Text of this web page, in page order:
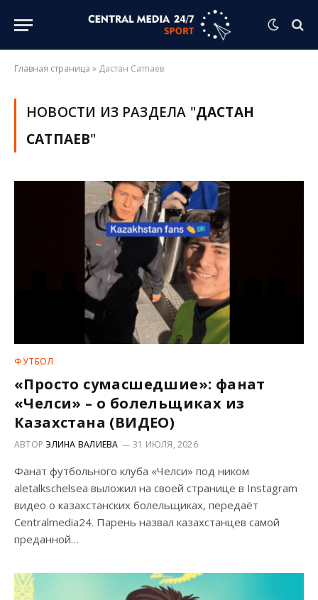
Главная страница » Дастан Сатпаев
НОВОСТИ ИЗ РАЗДЕЛА "ДАСТАН
САТПАЕВ"
ФУТБОЛ
«Просто сумасшедшие»: фанат
«Челси» – о болельщиках из
Казахстана (ВИДЕО)
АВТОРЭЛИНА ВАЛИЕВА 31 ИЮЛЯ, 2026
Фанат футбольного клуба «Челси» под ником
aletalkschelsea выложил на своей странице в Instagram
видео о казахстанских болельщиках, передаёт
Centralmedia24. Парень назвал казахстанцев самой
преданной…